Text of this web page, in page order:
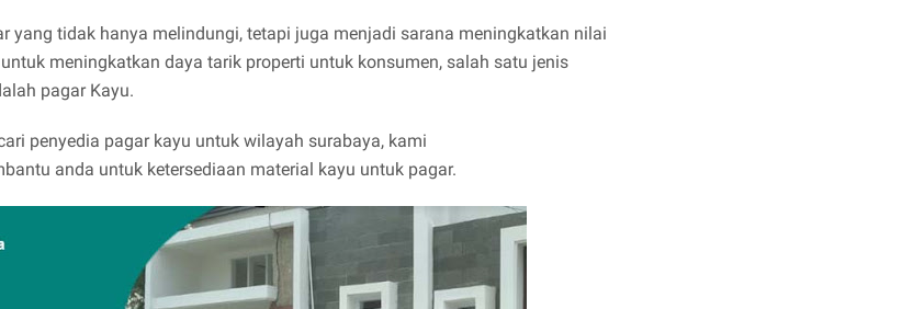
yang tidak hanya melindungi, tetapi juga menjadi sarana meningkatkan nilai
meningkatkan daya tarik properti untuk konsumen, salah satu jenis
pagar Kayu.
penyedia pagar kayu untuk wilayah surabaya, kami
anda untuk ketersediaan material kayu untuk pagar.